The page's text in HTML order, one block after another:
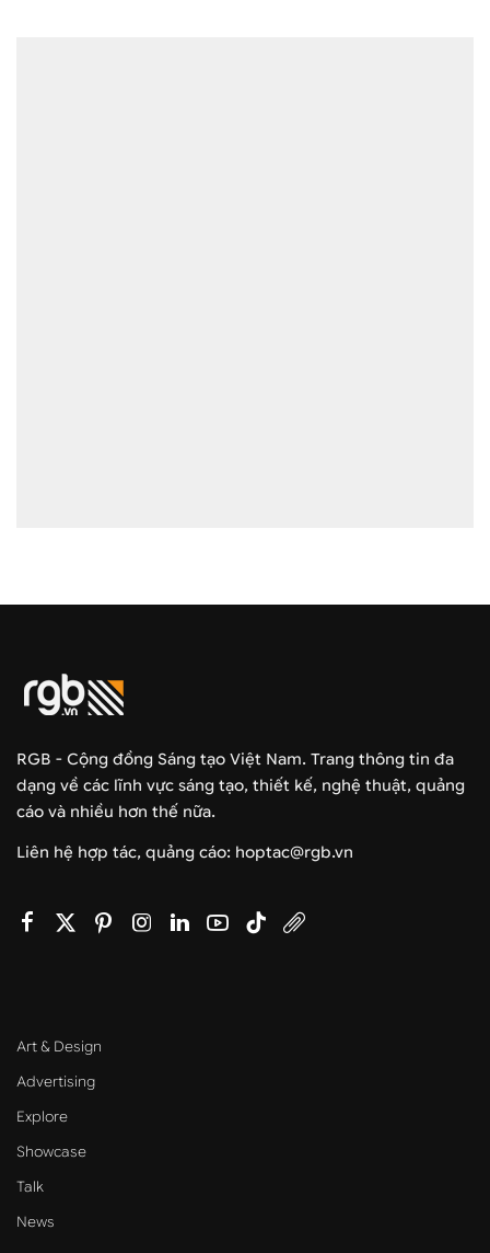
RGB - Cộng đồng Sáng tạo Việt Nam. Trang thông tin đa
dạng về các lĩnh vực sáng tạo, thiết kế, nghệ thuật, quảng
cáo và nhiều hơn thế nữa.
Liên hệ hợp tác, quảng cáo: hoptac@rgb.vn
Art & Design
Advertising
Explore
Showcase
Talk
News